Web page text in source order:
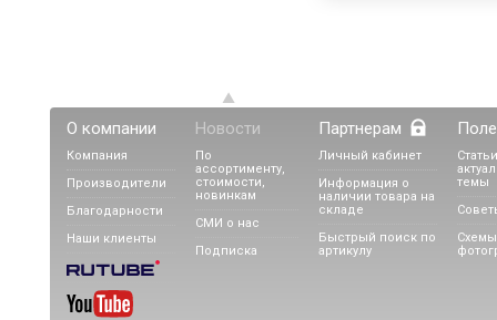
О компании
Компания
Производители
Благодарности
Наши клиенты
Новости
По
ассортименту,
стоимости,
новинкам
СМИ о нас
Подписка
Партнерам
Личный кабинет
Информация о
наличии товара на
складе
Быстрый поиск по
артикулу
темы